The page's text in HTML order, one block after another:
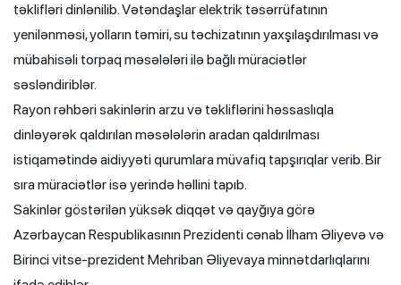
təklifləri dinlənilib. Vətəndaşlar elektrik təsərrüfatının
yenilənməsi, yolların təmiri, su təchizatının yaxşılaşdırılması və
mübahisəli torpaq məsələləri ilə bağlı müraciətlər
səsləndiriblər.
Rayon rəhbəri sakinlərin arzu və təkliflərini həssaslıqla
dinləyərək qaldırılan məsələlərin aradan qaldırılması
istiqamətində aidiyyəti qurumlara müvafiq tapşırıqlar verib. Bir
sıra müraciətlər isə yerində həllini tapıb.
Sakinlər göstərilən yüksək diqqət və qayğıya görə
Azərbaycan Respublikasının Prezidenti cənab İlham Əliyevə və
Birinci vitse-prezident Mehriban Əliyevaya minnətdarlıqlarını